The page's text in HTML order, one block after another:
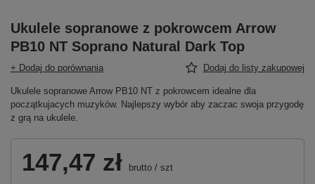
Ukulele sopranowe z pokrowcem Arrow
PB10 NT Soprano Natural Dark Top
+ Dodaj do porównania Dodaj do listy zakupowej
Ukulele sopranowe Arrow PB10 NT z pokrowcem idealne dla
początkujacych muzyków. Najlepszy wybór aby zaczac swoja przygodę
z grą na ukulele.
147,47 zł brutto / szt